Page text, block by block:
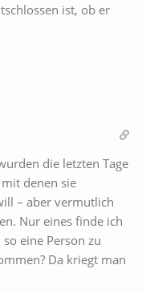
ist, ob er
die letzten Tage
denen sie
– aber vermutlich
Nur eines finde ich
eine Person zu
Da kriegt man